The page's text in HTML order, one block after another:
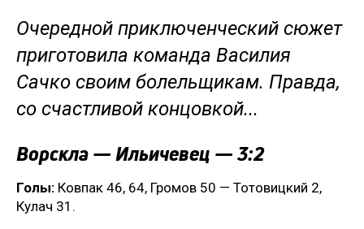
Очередной приключенческий сюжет
приготовила команда Василия
Сачко своим болельщикам. Правда,
со счастливой концовкой...
Ворскла — Ильичевец — 3:2
Голы: Ковпак 46, 64, Громов 50 — Тотовицкий 2,
Кулач 31.